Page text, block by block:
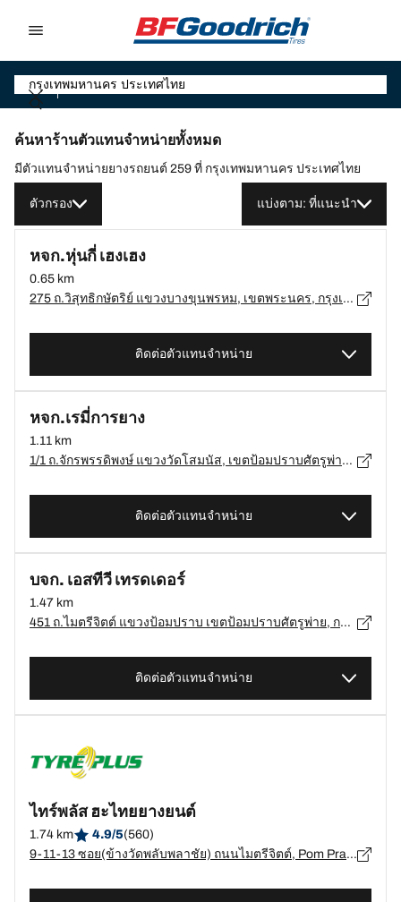
ค้นหาร้านตัวแทนจำหน่ายทั้งหมด
มีตัวแทนจำหน่ายยางรถยนต์ 259 ที่ กรุงเทพมหานคร ประเทศไทย
ตัวกรอง แบ่งตาม: ที่แนะนำ
หจก.หุ่นกี่ เฮงเฮง
0.65 km
275 ถ.วิสุทธิกษัตริย์ แขวงบางขุนพรหม, เขตพระนคร, กรุงเทพมหานคร 10200, กรุงเทพมหานคร, เขตพระนคร - 10200
ติดต่อตัวแทนจำหน่าย
หจก.เรมี่การยาง
1.11 km
1/1 ถ.จักรพรรดิพงษ์ แขวงวัดโสมนัส, เขตป้อมปราบศัตรูพ่าย, กรุงเทพมหานคร 10100, กรุงเทพมหานคร, เขตป้อมปราบศัตรูพ่าย - 10100
ติดต่อตัวแทนจำหน่าย
บจก. เอสทีวี เทรดเดอร์
1.47 km
451 ถ.ไมตรีจิตต์ แขวงป้อมปราบ เขตป้อมปราบศัตรูพ่าย, กรุงเทพฯ, กรุงเทพมหานคร 10100, กรุงเทพฯ - 10100
ติดต่อตัวแทนจำหน่าย
ไทร์พลัส ฮะไทยยางยนต์
1.74 km 4.9/5(560)
9-11-13 ซอย(ข้างวัดพลับพลาชัย) ถนนไมตรีจิตต์, Pom Prap Sattru Phai, Pom Prap Sattru Phai, กรุงเทพมหานคร - 10100